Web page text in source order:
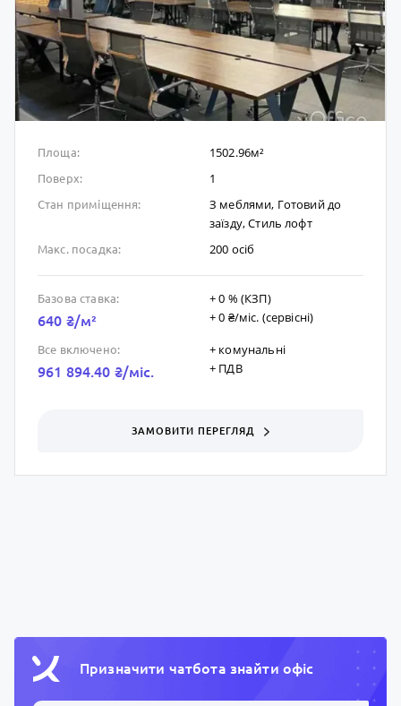
Площа: 1502.96м²
Поверх: 1
Стан приміщення:
З меблями, Готовий до
заïзду, Стиль лофт
Макс. посадка: 200 осіб
Базова ставка:
640 ₴/м²
+ 0 % (КЗП)
+ 0 ₴/мic. (сервісні)
Все включено:
961 894.40 ₴/мic.
+ комунальні
+ ПДВ
ЗАМОВИТИ ПЕРЕГЛЯД
Призначити чатбота знайти офiс